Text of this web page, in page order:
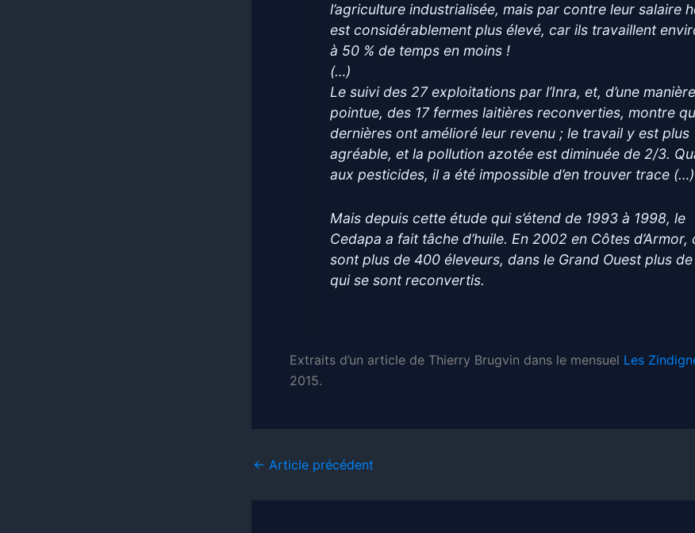
l’agriculture industrialisée, mais par contre leur salaire
est considérablement plus élevé, car ils travaillent
à 50 % de temps en moins !
(…)
Le suivi des 27 exploitations par l’Inra, et, d’une
pointue, des 17 fermes laitières reconverties, montre
dernières ont amélioré leur revenu ; le travail y est plus
agréable, et la pollution azotée est diminuée de 2/3.
aux pesticides, il a été impossible d’en trouver trace (…)
Mais depuis cette étude qui s’étend de 1993 à 1998, le
Cedapa a fait tâche d’huile. En 2002 en Côtes d’Armor,
sont plus de 400 éleveurs, dans le Grand Ouest plus
qui se sont reconvertis.
Extraits d’un article de Thierry Brugvin dans le mensuel Les
2015.
← Article précédent